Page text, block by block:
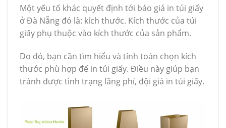
Một yếu tố khác quyết định tới báo giá in túi giấy
ở Đà Nẵng đó là: kích thước. Kích thước của túi
giấy phụ thuộc vào kích thước của sản phẩm.
Do đó, bạn cần tìm hiểu và tính toán chọn kích
thước phù hợp để in túi giấy. Điều này giúp bạn
tránh được tình trạng lãng phí, đội giá in túi giấy.